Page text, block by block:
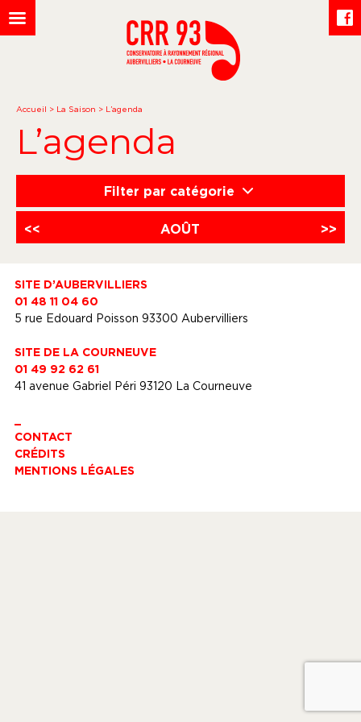
Accueil > La Saison > L’agenda
L’agenda
Filter par catégorie
<< AOÛT >>
SITE D’AUBERVILLIERS
01 48 11 04 60
5 rue Edouard Poisson 93300 Aubervilliers
SITE DE LA COURNEUVE
01 49 92 62 61
41 avenue Gabriel Péri 93120 La Courneuve
CONTACT
CRÉDITS
MENTIONS LÉGALES